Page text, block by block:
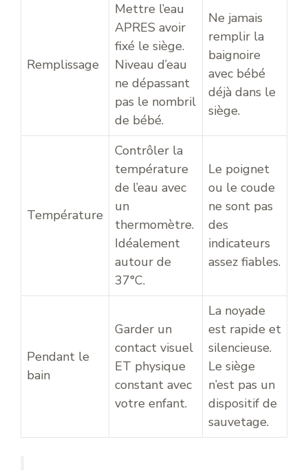
Remplissage
Mettre l’eau
APRES avoir
fixé le siège.
Niveau d’eau
ne dépassant
pas le nombril
de bébé.
Ne jamais
remplir la
baignoire
avec bébé
déjà dans le
siège.
Température
Contrôler la
température
de l’eau avec
un
thermomètre.
Idéalement
autour de
37°C.
Le poignet
ou le coude
ne sont pas
des
indicateurs
assez fiables.
Pendant le
bain
Garder un
contact visuel
ET physique
constant avec
votre enfant.
La noyade
est rapide et
silencieuse.
Le siège
n’est pas un
dispositif de
sauvetage.